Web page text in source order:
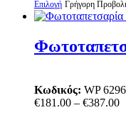
σελίδα
του
Επιλογή Αυτό
το
πολλαπλές
επιλογές
μπορούν
Γρήγορη
Κωδικός: WP 6296
€181.00 – €387.00